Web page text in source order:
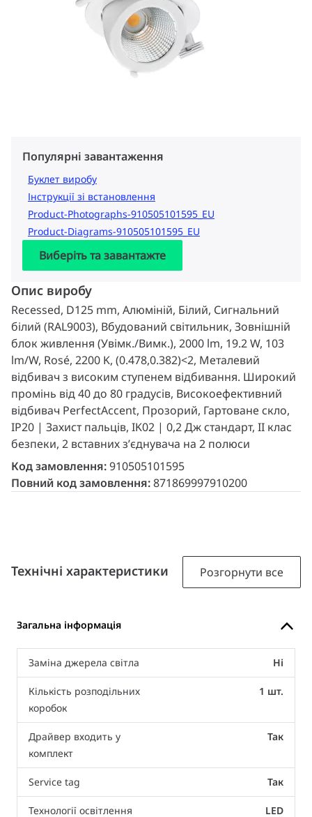
Популярні завантаження
Буклет виробу
Інструкції зі встановлення
Product-Photographs-910505101595_EU
Product-Diagrams-910505101595_EU
Виберіть та завантажте
Опис виробу
Recessed, D125 mm, Алюміній, Білий, Сигнальний
білий (RAL9003), Вбудований світильник, Зовнішній
блок живлення (Увімк./Вимк.), 2000 lm, 19.2 W, 103
lm/W, Rosé, 2200 K, (0.478,0.382)<2, Металевий
відбивач з високим ступенем відбивання. Широкий
промінь від 40 до 80 градусів, Високоефективний
відбивач PerfectAccent, Прозорий, Гартоване скло,
IP20 | Захист пальців, IK02 | 0,2 Дж стандарт, II клас
безпеки, 2 вставних з’єднувача на 2 полюси
Код замовлення:910505101595
Повний код замовлення:871869997910200
Технічні характеристики Розгорнути все
Загальна інформація
Заміна джерела світла Ні
Кількість розподільних
коробок
1 шт.
Драйвер входить у
комплект
Так
Service tag Так
Технології освітлення LED